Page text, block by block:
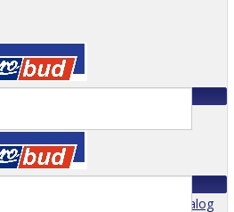
Katalog